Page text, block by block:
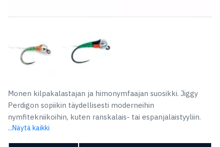
Monen kilpakalastajan ja himonymfaajan suosikki. Jiggy
Perdigon sopiikin täydellisesti moderneihin
nymfitekniikoihin, kuten ranskalais- tai espanjalaistyyliin.
...Näytä kaikki